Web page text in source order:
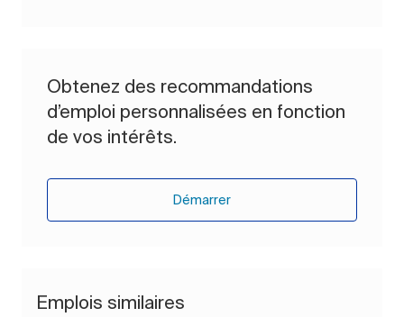
Obtenez des recommandations
d’emploi personnalisées en fonction
de vos intérêts.
Démarrer
Emplois similaires